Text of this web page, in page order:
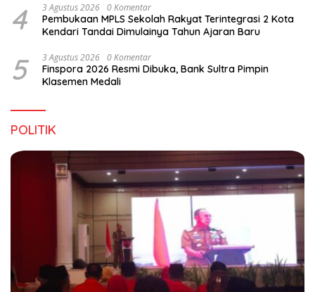
4 3 Agustus 2026 0 Komentar
Pembukaan MPLS Sekolah Rakyat Terintegrasi 2 Kota
Kendari Tandai Dimulainya Tahun Ajaran Baru
5 3 Agustus 2026 0 Komentar
Finspora 2026 Resmi Dibuka, Bank Sultra Pimpin
Klasemen Medali
POLITIK